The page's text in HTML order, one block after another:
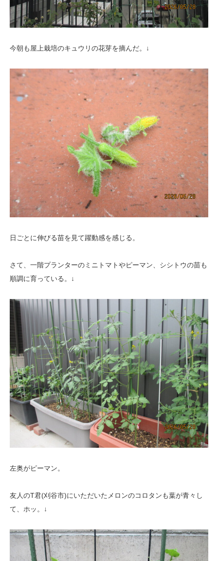
今朝も屋上栽培のキュウリの花芽を摘んだ。↓
日ごとに伸びる苗を見て躍動感を感じる。
さて、一階プランターのミニトマトやピーマン、シシトウの苗も
順調に育っている。↓
左奥がピーマン。
友人のT君(刈谷市)にいただいたメロンのコロタンも葉が青々し
て、ホッ。↓